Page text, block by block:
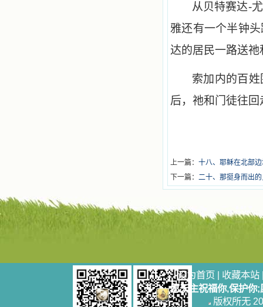
从贝特赛达-
雅还有一个半钟
达的居民一路送
索加内的百
后，祂和门徒往
上一篇： 十八、耶稣在北部
下一篇： 二十、那挺身而出
设为首页 | 收藏本站
愿天主祝福你,保护你
版权所无